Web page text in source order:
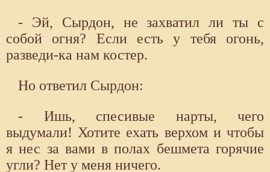
- Эй, Сырдон, не захватил ли ты с
собой огня? Если есть у тебя огонь,
разведи-ка нам костер.
Но ответил Сырдон:
- Ишь, спесивые нарты, чего
выдумали! Хотите ехать верхом и чтобы
я нес за вами в полах бешмета горячие
угли? Нет у меня ничего.